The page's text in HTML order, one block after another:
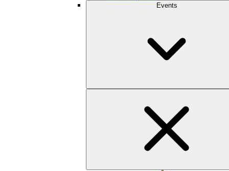
Events